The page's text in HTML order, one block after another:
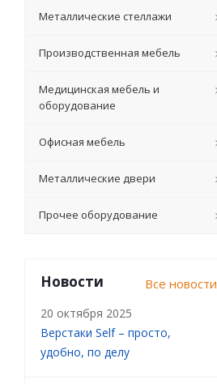
Металлические стеллажи
Производственная мебель
Медицинская мебель и
оборудование
Офисная мебель
Металлические двери
Прочее оборудование
Новости Все новости
20 октября 2025
Верстаки Self – просто,
удобно, по делу